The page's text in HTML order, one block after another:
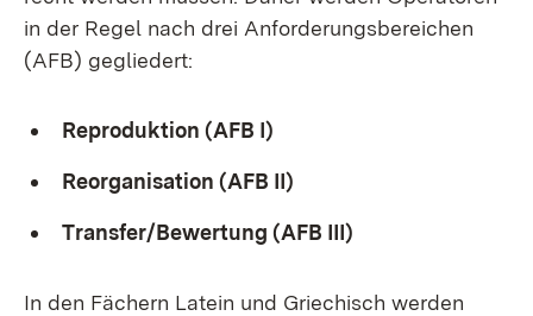
in der Re­gel nach drei An­for­de­rungs­be­rei­chen
(AFB) ge­glie­dert:
Re­pro­duk­ti­on (AFB I)
Re­or­ga­ni­sa­ti­on (AFB II)
Trans­fer/Be­wer­tung (AFB III)
In den Fä­chern La­tein und Grie­chisch wer­den